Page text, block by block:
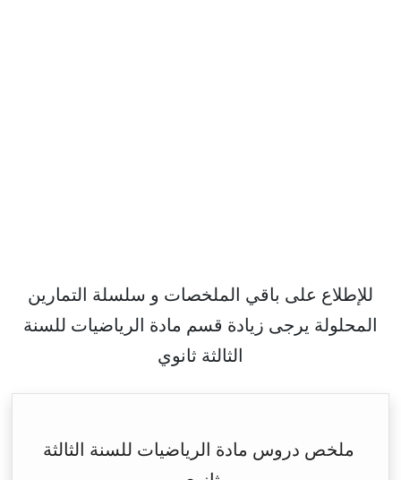
للإطلاع على باقي الملخصات و سلسلة التمارين
المحلولة يرجى زيادة قسم مادة الرياضيات للسنة
الثالثة ثانوي
ملخص دروس مادة الرياضيات للسنة الثالثة